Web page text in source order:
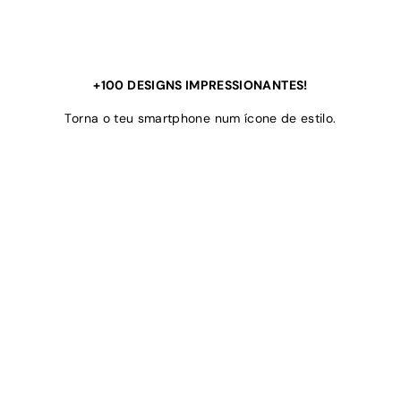
+100 DESIGNS IMPRESSIONANTES!
Torna o teu smartphone num ícone de estilo.